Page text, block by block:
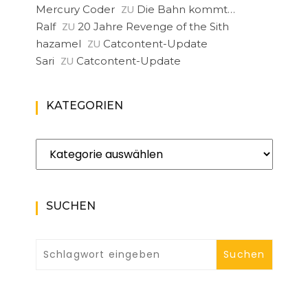
Mercury Coder ZU Die Bahn kommt…
Ralf ZU 20 Jahre Revenge of the Sith
hazamel ZU Catcontent-Update
Sari ZU Catcontent-Update
KATEGORIEN
Kategorien
SUCHEN